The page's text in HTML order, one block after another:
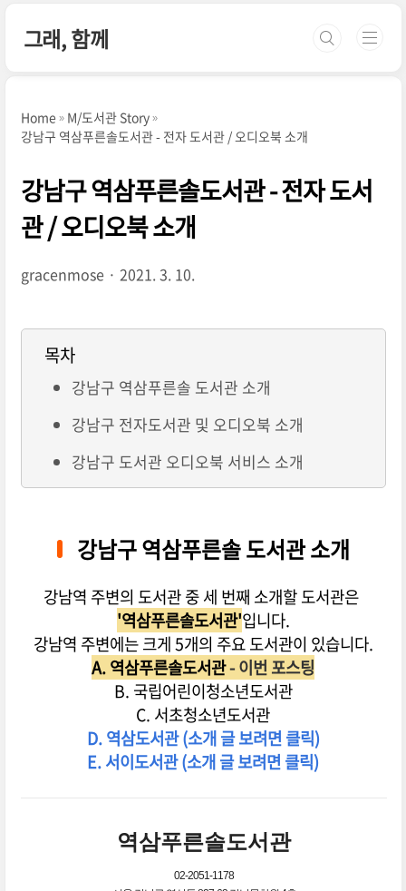
그래, 함께
Home
M/도서관 Story
강남구 역삼푸른솔도서관 - 전자 도서관 / 오디오북 소개
강남구 역삼푸른솔도서관 - 전자 도서
관 / 오디오북 소개
gracenmose 2021. 3. 10.
목차
강남구 역삼푸른솔 도서관 소개
강남구 전자도서관 및 오디오북 소개
강남구 도서관 오디오북 서비스 소개
강남구 역삼푸른솔 도서관 소개
강남역 주변의 도서관 중 세 번째 소개할 도서관은
'역삼푸른솔도서관'입니다.
강남역 주변에는 크게 5개의 주요 도서관이 있습니다.
A. 역삼푸른솔도서관- 이번 포스팅
B. 국립어린이청소년도서관
C. 서초청소년도서관
D. 역삼도서관 (소개 글 보려면 클릭)
E. 서이도서관 (소개 글 보려면 클릭)